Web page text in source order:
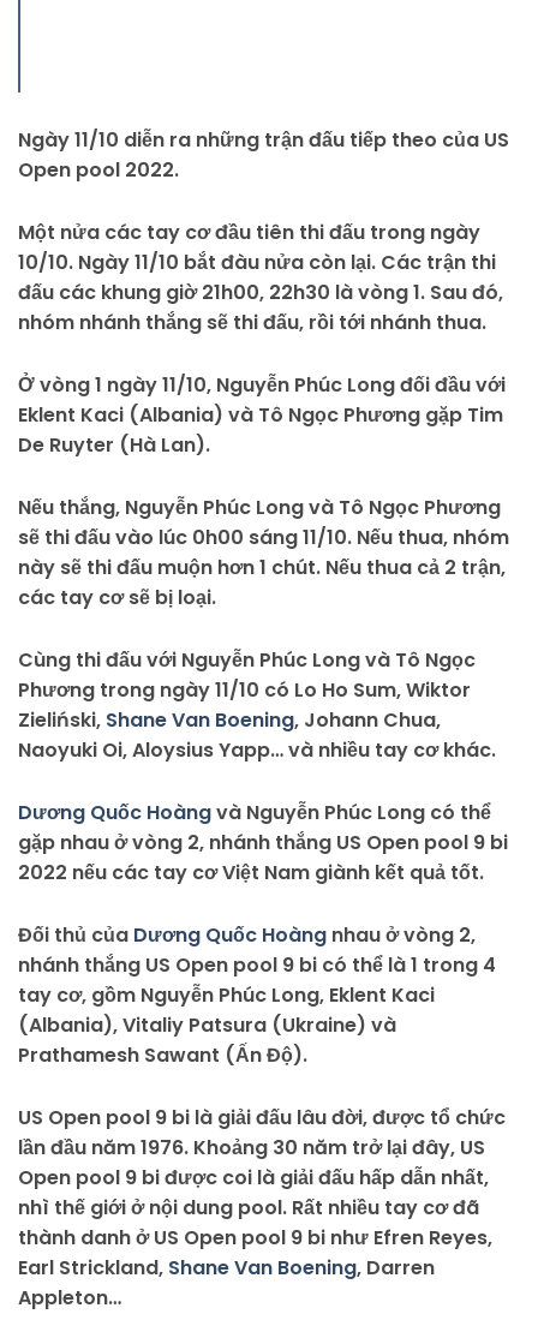
Ngày 11/10 diễn ra những trận đấu tiếp theo của US
Open pool 2022.
Một nửa các tay cơ đầu tiên thi đấu trong ngày
10/10. Ngày 11/10 bắt đàu nửa còn lại. Các trận thi
đấu các khung giờ 21h00, 22h30 là vòng 1. Sau đó,
nhóm nhánh thắng sẽ thi đấu, rồi tới nhánh thua.
Ở vòng 1 ngày 11/10, Nguyễn Phúc Long đối đầu với
Eklent Kaci (Albania) và Tô Ngọc Phương gặp Tim
De Ruyter (Hà Lan).
Nếu thắng, Nguyễn Phúc Long và Tô Ngọc Phương
sẽ thi đấu vào lúc 0h00 sáng 11/10. Nếu thua, nhóm
này sẽ thi đấu muộn hơn 1 chút. Nếu thua cả 2 trận,
các tay cơ sẽ bị loại.
Cùng thi đấu với Nguyễn Phúc Long và Tô Ngọc
Phương trong ngày 11/10 có Lo Ho Sum, Wiktor
Zieliński, Shane Van Boening, Johann Chua,
Naoyuki Oi, Aloysius Yapp… và nhiều tay cơ khác.
Dương Quốc Hoàngvà Nguyễn Phúc Long có thể
gặp nhau ở vòng 2, nhánh thắng US Open pool 9 bi
2022 nếu các tay cơ Việt Nam giành kết quả tốt.
Đối thủ của Dương Quốc Hoàng nhau ở vòng 2,
nhánh thắng US Open pool 9 bi có thể là 1 trong 4
tay cơ, gồm Nguyễn Phúc Long, Eklent Kaci
(Albania), Vitaliy Patsura (Ukraine) và
Prathamesh Sawant (Ấn Độ).
US Open pool 9 bi là giải đấu lâu đời, được tổ chức
lần đầu năm 1976. Khoảng 30 năm trở lại đây, US
Open pool 9 bi được coi là giải đấu hấp dẫn nhất,
nhì thế giới ở nội dung pool. Rất nhiều tay cơ đã
thành danh ở US Open pool 9 bi như Efren Reyes,
Earl Strickland, Shane Van Boening, Darren
Appleton…